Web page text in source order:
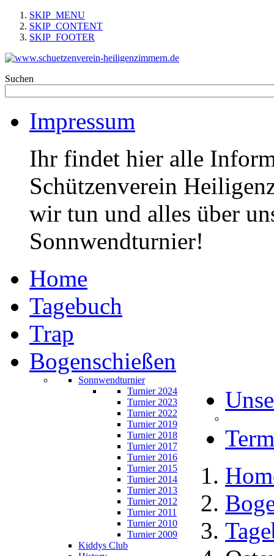
SKIP_MENU
SKIP_CONTENT
SKIP_FOOTER
Suchen
Impressum
Ihr findet hier alle
Schützenverein
wir tun und alles über
Sonnwendturnier!
Home
Tagebuch
Trap
Bogenschießen
Sonnwendturnier
Turnier 2024
Turnier 2023
Turnier 2022
Turnier 2019
Turnier 2018
Turnier 2017
Turnier 2016
Turnier 2015
Turnier 2014
Turnier 2013
Turnier 2012
Turnier 2011
Turnier 2010
Turnier 2009
Kiddys Club